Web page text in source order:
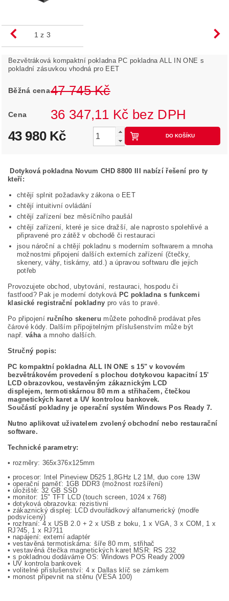
1 z 3
Bezvětráková kompaktní pokladna PC pokladna ALL IN ONE s
pokladní zásuvkou vhodná pro EET
Běžná cena47 745 Kč
Cena
36 347,11 Kč bez DPH
43 980 Kč
Dotyková pokladna Novum CHD 8800 III nabízí řešení pro ty
kteří:
chtějí splnit požadavky zákona o EET
chtějí intuitivní ovládání
chtějí zařízení bez měsíčního paušál
chtějí zařízení, které je sice dražší, ale naprosto spolehlivé a
připravené pro zátěž v obchodě či restauraci
jsou nároční a chtějí pokladnu s moderním softwarem a mnoha
možnostmi připojení dalších externích zařízení (čtečky,
skenery, váhy, tiskárny, atd.) a úpravou softwaru dle jejich
potřeb
Provozujete obchod, ubytování, restauraci, hospodu či
fastfood? Pak je moderní dotyková PC pokladna s funkcemi
klasické registrační pokladny pro vás to pravé.
Po připojeníručního skeneru můžete pohodlně prodávat přes
čárové kódy. Dalším přípojitelným příslušenstvím může být
např. váhaa mnoho dalších.
Stručný popis:
PC kompaktní pokladna ALL IN ONE s 15"v kovovém
bezvětrákovém provedení s plochou dotykovou kapacitní 15'
LCD obrazovkou, vestavěným zákaznickým LCD
displejem, termotiskárnou 80 mm a střihačem, čtečkou
magnetických karet a UV kontrolou bankovek.
Součástí pokladny je operační systém Windows Pos Ready 7.
Nutno aplikovat uživatelem zvolený obchodní nebo restaurační
software.
Technické parametry:
• rozměry: 365x376x125mm
• procesor: Intel Pineview D525 1,8GHz L2 1M, duo core 13W
• operační paměť: 1GB DDR3 (možnost rozšíření)
• úložiště: 32 GB SSD
• monitor: 15" TFT LCD (touch screen, 1024 x 768)
• dotyková obrazovka: rezistivní
• zákaznický displej: LCD dvouřádkový alfanumerický (modře
podsvícený)
• rozhraní: 4 x USB 2.0 + 2 x USB z boku, 1 x VGA, 3 x COM, 1 x
RJ?45, 1 x RJ?11
• napájení: externí adaptér
• vestavěná termotiskárna: šíře 80 mm, střihač
• vestavěná čtečka magnetických karet MSR: RS 232
• s pokladnou dodáváme OS: Windows POS Ready 2009
• UV kontrola bankovek
• volitelné příslušenství: 4 x Dallas klíč se zámkem
• monost připevnit na stěnu (VESA 100)